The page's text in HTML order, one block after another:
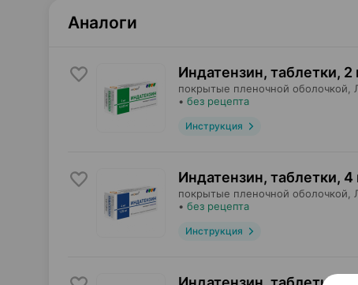
Аналоги
Индатензин, таблетки, 2
покрытые пленочной оболочкой,
• без рецепта
Инструкция
Индатензин, таблетки, 4
покрытые пленочной оболочкой,
• без рецепта
Инструкция